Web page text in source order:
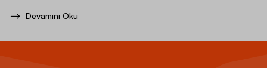
Devamını Oku